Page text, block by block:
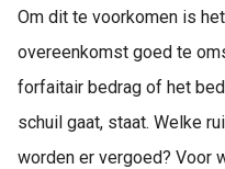
Om dit te voorkomen is
overeenkomst goed te
forfaitair bedrag of het
schuil gaat, staat. Welke
worden er vergoed? Voor